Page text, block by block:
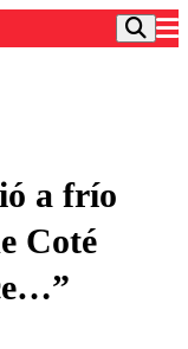
a frío
Coté